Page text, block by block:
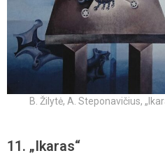
B. Žilytė, A. Steponavičius,
11. „Ikaras“